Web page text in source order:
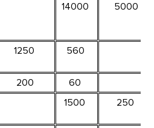
14000 5000
1250 560
200
60
1500 250